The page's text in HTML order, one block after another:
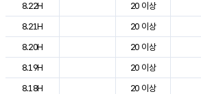
8.22H
20 이상
8.21H
20 이상
8.20H
20 이상
8.19H
20 이상
8.18H
20 이상